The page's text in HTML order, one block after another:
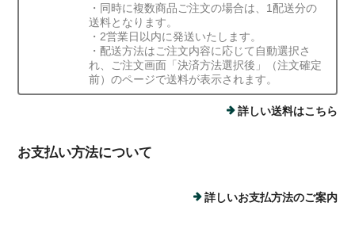
・同時に複数商品ご注文の場合は、1配送分の
送料となります。
・2営業日以内に発送いたします。
・配送方法はご注文内容に応じて自動選択さ
れ、ご注文画面「決済方法選択後」（注文確定
前）のページで送料が表示されます。
詳しい送料はこちら
お支払い方法について
詳しいお支払方法のご案内